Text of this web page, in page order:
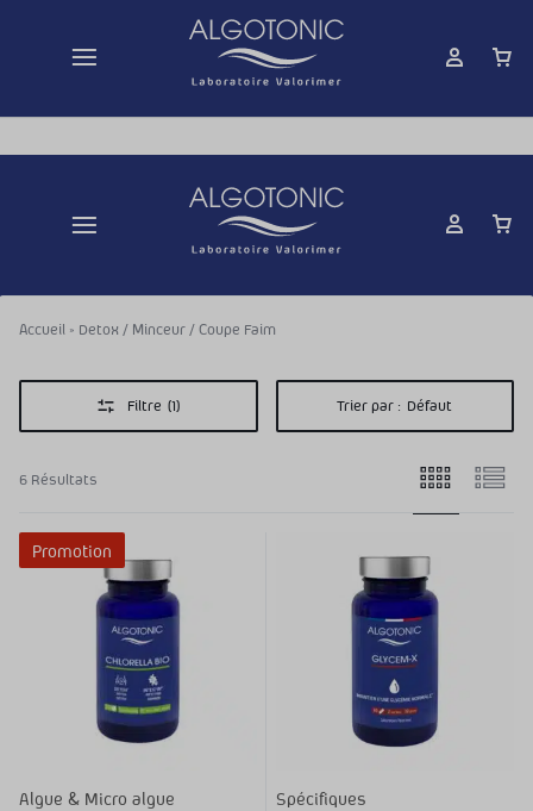
Livraison gratuite dès 50 € d'achats
Accueil » Detox / Minceur / Coupe Faim
Filtre (1) Trier par : Défaut
6 Résultats
Promotion
Algue & Micro algue Spécifiques